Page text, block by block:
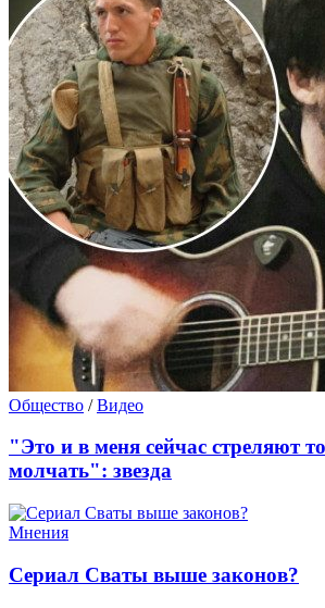
Общество /Видео
"Это и в меня сейчас стреляют
молчать": звезда
Мнения
Сериал Сваты выше законов?